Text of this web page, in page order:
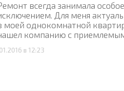
всегда занимала
Для меня
моей однокомнатной
компанию с
в 12:23